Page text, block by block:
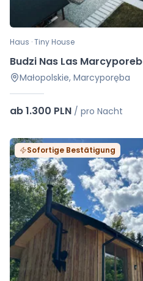
Haus · Tiny House
Budzi Nas Las
Małopolskie, Marcyporęba
ab 1.300 PLN / pro Nacht
Sofortige Bestätigung